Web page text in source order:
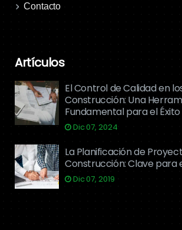
Contacto
Artículos
El Control de Calidad en
Construcción: Una
Fundamental para el Éxito
Dic 07, 2024
La Planificación de
Construcción: Clave para
Dic 07, 2019